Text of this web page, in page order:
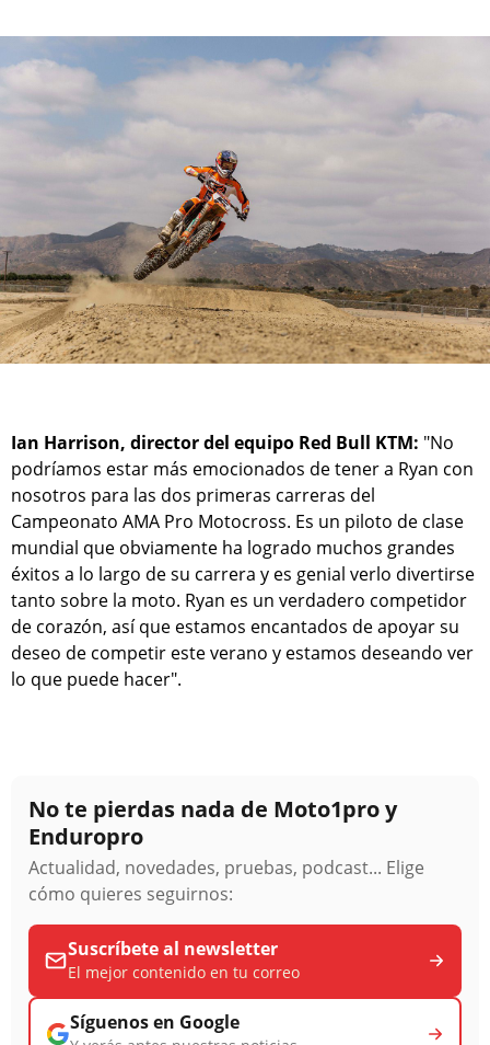
Ian Harrison, director del equipo Red Bull KTM: "No
podríamos estar más emocionados de tener a Ryan con
nosotros para las dos primeras carreras del
Campeonato AMA Pro Motocross. Es un piloto de clase
mundial que obviamente ha logrado muchos grandes
éxitos a lo largo de su carrera y es genial verlo divertirse
tanto sobre la moto. Ryan es un verdadero competidor
de corazón, así que estamos encantados de apoyar su
deseo de competir este verano y estamos deseando ver
lo que puede hacer".
No te pierdas nada de Moto1pro y
Enduropro
Actualidad, novedades, pruebas, podcast... Elige
cómo quieres seguirnos:
Suscríbete al newsletter
El mejor contenido en tu correo
Síguenos en Google